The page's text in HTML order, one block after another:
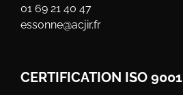
01 69 21 40 47
essonne@acjir.fr
CERTIFICATION ISO 9001